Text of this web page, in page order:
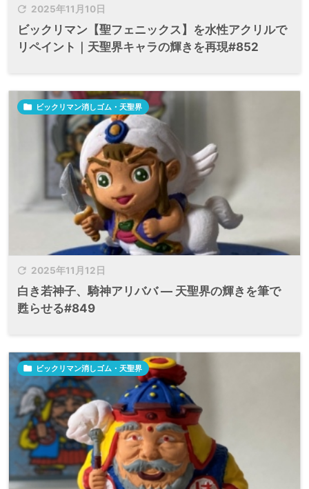
 2025年11月10日
ビックリマン【聖フェニックス】を水性アクリルで
リペイント｜天聖界キャラの輝きを再現#852
 2025年11月12日
 ビックリマン消しゴム・天聖界
白き若神子、騎神アリババ ― 天聖界の輝きを筆で
甦らせる#849
 ビックリマン消しゴム・天聖界